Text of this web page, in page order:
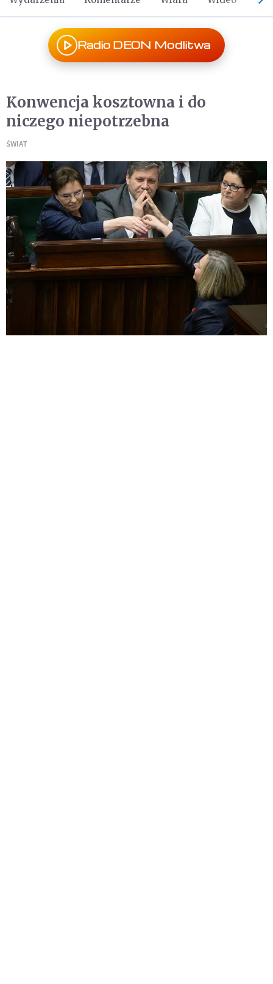
Radio DEON Modlitwa
Konwencja kosztowna i do
niczego niepotrzebna
ŚWIAT